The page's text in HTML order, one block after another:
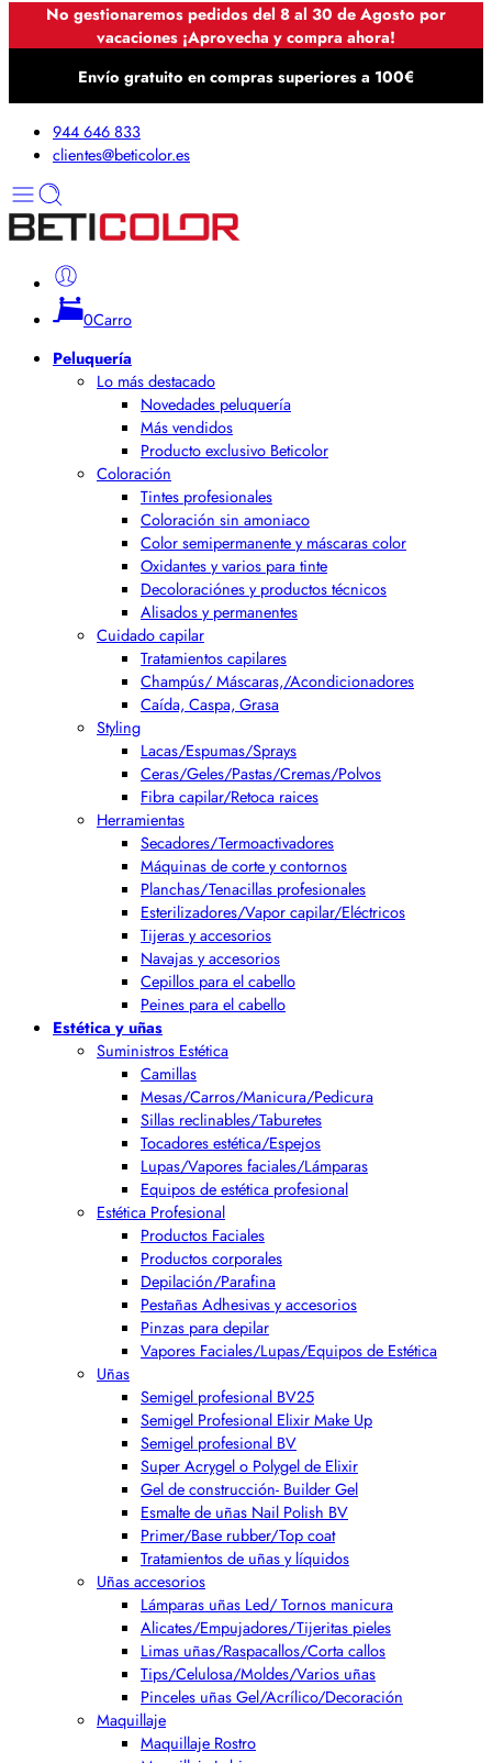
No gestionaremos pedidos del 8 al 30 de Agosto por
vacaciones ¡Aprovecha y compra ahora!
Envío gratuito en compras superiores a 100€
944 646 833
clientes@beticolor.es
0Carro
Peluquería
Lo más destacado
Novedades peluquería
Más vendidos
Producto exclusivo Beticolor
Coloración
Tintes profesionales
Coloración sin amoniaco
Color semipermanente y máscaras color
Oxidantes y varios para tinte
Decoloraciónes y productos técnicos
Alisados y permanentes
Cuidado capilar
Tratamientos capilares
Champús/ Máscaras,/Acondicionadores
Caída, Caspa, Grasa
Styling
Lacas/Espumas/Sprays
Ceras/Geles/Pastas/Cremas/Polvos
Fibra capilar/Retoca raices
Herramientas
Secadores/Termoactivadores
Máquinas de corte y contornos
Planchas/Tenacillas profesionales
Esterilizadores/Vapor capilar/Eléctricos
Tijeras y accesorios
Navajas y accesorios
Cepillos para el cabello
Peines para el cabello
Estética y uñas
Suministros Estética
Camillas
Mesas/Carros/Manicura/Pedicura
Sillas reclinables/Taburetes
Tocadores estética/Espejos
Lupas/Vapores faciales/Lámparas
Equipos de estética profesional
Estética Profesional
Productos Faciales
Productos corporales
Depilación/Parafina
Pestañas Adhesivas y accesorios
Pinzas para depilar
Vapores Faciales/Lupas/Equipos de Estética
Uñas
Semigel profesional BV25
Semigel Profesional Elixir Make Up
Semigel profesional BV
Super Acrygel o Polygel de Elixir
Gel de construcción- Builder Gel
Esmalte de uñas Nail Polish BV
Primer/Base rubber/Top coat
Tratamientos de uñas y líquidos
Uñas accesorios
Lámparas uñas Led/ Tornos manicura
Alicates/Empujadores/Tijeritas pieles
Limas uñas/Raspacallos/Corta callos
Tips/Celulosa/Moldes/Varios uñas
Pinceles uñas Gel/Acrílico/Decoración
Maquillaje
Maquillaje Rostro